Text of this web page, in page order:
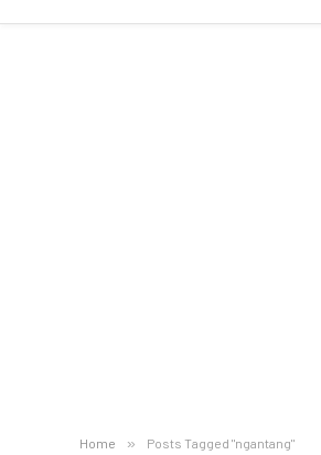
Home » Posts Tagged "ngantang"